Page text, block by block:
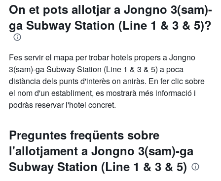
On et pots allotjar a Jongno 3(sam)-
ga Subway Station (Line 1 & 3 & 5)?
Fes servir el mapa per trobar hotels propers a Jongno
3(sam)-ga Subway Station (Line 1 & 3 & 5) a poca
distància dels punts d'interès on aniràs. En fer clic sobre
el nom d'un establiment, es mostrarà més informació i
podràs reservar l'hotel concret.
Preguntes freqüents sobre
l'allotjament a Jongno 3(sam)-ga
Subway Station (Line 1 & 3 & 5)